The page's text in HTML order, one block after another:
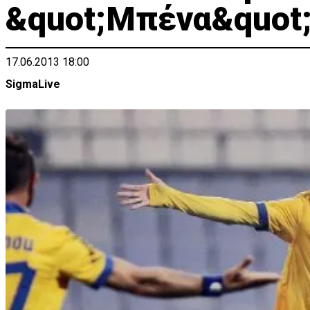
17.06.2013 18:00
SigmaLive